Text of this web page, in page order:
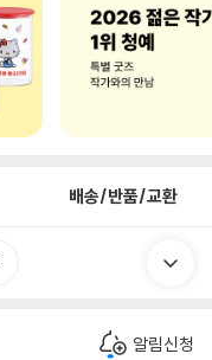
배송/반품/교환
알림신청